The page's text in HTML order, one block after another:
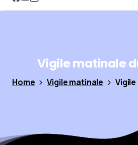
Vigilematinale
Home Vigile matinale Vigile